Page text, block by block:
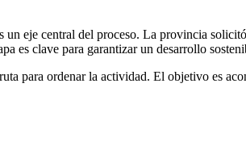
eje central del proceso. La provincia
es clave para garantizar un desarrollo
para ordenar la actividad. El objetivo es